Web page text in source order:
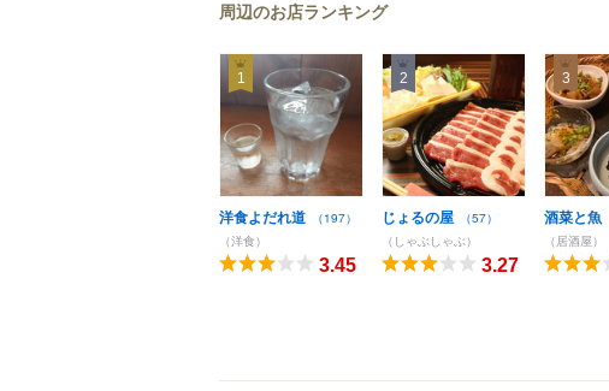
周辺のお店ランキング
1
洋食よだれ道
（197）
（洋食）
3.45
2
じょるの屋
（57）
（しゃぶしゃぶ）
3.27
3
酒菜と魚
（居酒屋）